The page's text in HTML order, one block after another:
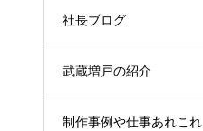
社長ブログ
武蔵増戸の紹介
制作事例や仕事あれこれ